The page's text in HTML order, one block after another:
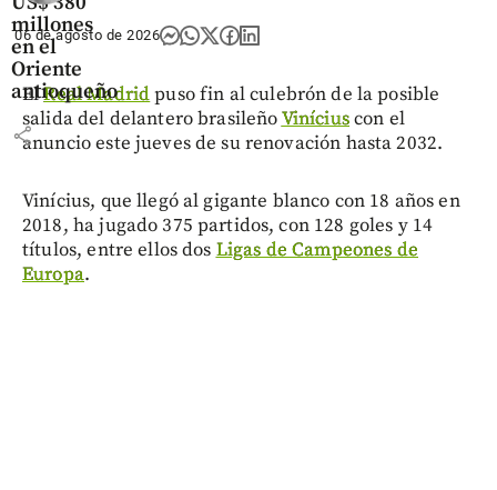
millones
en el
Oriente
antioqueño
share
06 de agosto de 2026
ElReal Madridpuso fin al culebrón de la posible
salida del delantero brasileñoViníciuscon el
anuncio este jueves de su renovación hasta 2032.
Vinícius, que llegó al gigante blanco con 18 años en
2018, ha jugado 375 partidos, con 128 goles y 14
títulos, entre ellos dos Ligas de Campeones de
Europa.